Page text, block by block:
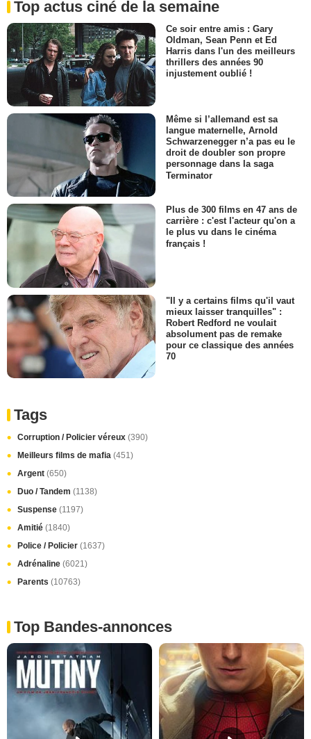
Top actus ciné de la semaine
Ce soir entre amis : Gary
Oldman, Sean Penn et Ed
Harris dans l'un des meilleurs
thrillers des années 90
injustement oublié !
Même si l’allemand est sa
langue maternelle, Arnold
Schwarzenegger n’a pas eu le
droit de doubler son propre
personnage dans la saga
Terminator
Plus de 300 films en 47 ans de
carrière : c'est l'acteur qu'on a
le plus vu dans le cinéma
français !
"Il y a certains films qu'il vaut
mieux laisser tranquilles" :
Robert Redford ne voulait
absolument pas de remake
pour ce classique des années
70
Tags
Corruption / Policier véreux (390)
Meilleurs films de mafia (451)
Argent (650)
Duo / Tandem (1138)
Suspense (1197)
Amitié (1840)
Police / Policier (1637)
Adrénaline (6021)
Parents (10763)
Top Bandes-annonces